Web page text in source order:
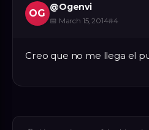
OG
@Ogenvi
📅 March 15, 2014#4
Creo que no me llega el